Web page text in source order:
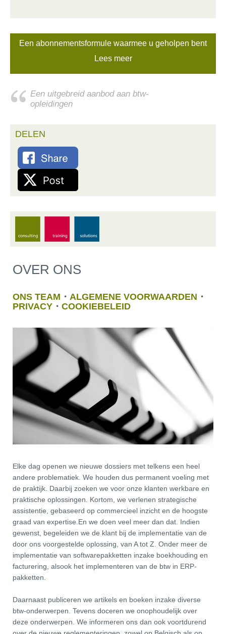
Een abonnementsformule waarmee u geholpen bent
Lees meer
Een uitgebreid aanbod aan btw-
opleidingen
DELEN
OVER ONS
ONS TEAM ・ ALGEMENE VOORWAARDEN ・
PRIVACY ・ COOKIEBELEID
Elke dag openen we nieuwe dossiers met telkens een heel
andere problematiek. We houden dus permanent voeling met
de praktijk. Daarbij zoeken we voor onze klanten werkbare en
praktische oplossingen. Kortom, we verlenen strategische
assistentie, gebaseerd op commercieel inzicht en de hoogste
graad van expertise.En we doen veel meer dan dat. Indien
gewenst, begeleiden we de klant bij de implementatie van de
door ons voorgestelde oplossing, van A tot Z. Onder meer de
implementatie van softwarepakketten inzake boekhouding en
facturering, alsook het implementeren van de btw in ERP-
pakketten.
Daarnaast publiceren we artikels en boeken inzake diverse
btw-onderwerpen. Tevens doceren we onophoudelijk over
deze onderwerpen. We informeren ons dan ook voortdurend